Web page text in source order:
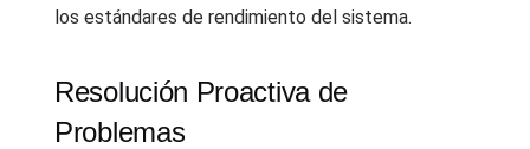
los estándares de rendimiento del sistema.
Resolución Proactiva de
Problemas